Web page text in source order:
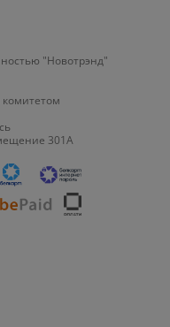
"Новотрэнд"
301А